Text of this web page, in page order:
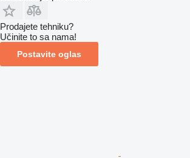
Prodajete tehniku?
Učinite to sa nama!
Postavite oglas